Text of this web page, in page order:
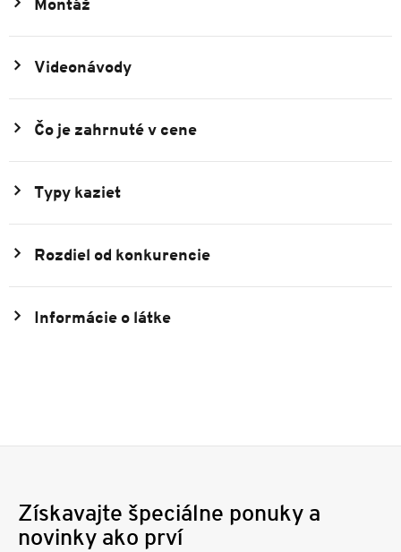
Montáž
Videonávody
Čo je zahrnuté v cene
Typy kaziet
Rozdiel od konkurencie
Informácie o látke
Získavajte špeciálne ponuky a
novinky ako prví